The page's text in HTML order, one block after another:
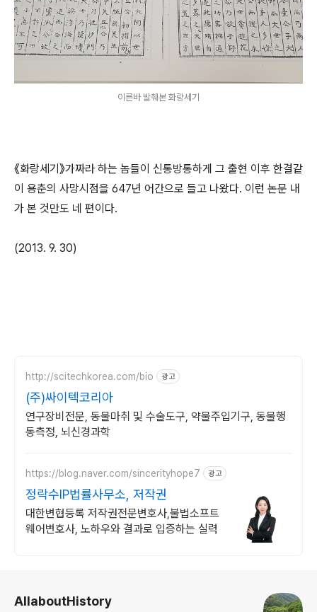
이른바 발췌본 화랑세기
《화랑세기》가짜라 하는 놈들이 신통방통하게 그 출현 이후 한결같
이 용춘의 사망시점을 647년 어간으로 들고 나왔다. 이런 논문 내
가 본 것만도 네 편이다.
(2013. 9. 30)
http://scitechkorea.com/bio 광고
(주)싸이텍코리아
연구장비전문, 동물마취 및 수술도구, 약물주입기구, 동물행
동측정, 뇌신경과학
https://blog.naver.com/sincerityhope7 광고
정락수IP법률사무소, 저작권
대한변협등록 저작권전문변호사,불법소프트
웨어변호사, 노하우와 결과로 입증하는 실력
AllaboutHistory